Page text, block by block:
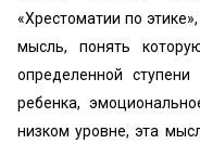
«Хрестоматии по
мысль, понять
определенной
ребенка,
низком уровне, эта